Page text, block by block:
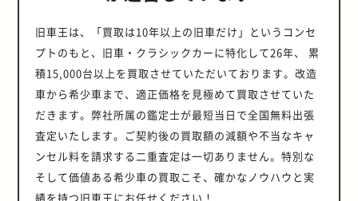
旧車王は、「買取は10年以上の旧車だけ」というコンセ
プトのもと、旧車・クラシックカーに特化して26年、 累
積15,000台以上を買取させていただいております。改造
車から希少車まで、適正価格を見極めて買取させていた
だきます。弊社所属の鑑定士が最短当日で全国無料出張
査定いたします。ご契約後の買取額の減額や不当なキャ
ンセル料を請求する二重査定は一切ありません。特別な
そして価値ある希少車の買取こそ、確かなノウハウと実
績を持つ旧車王にお任せください！